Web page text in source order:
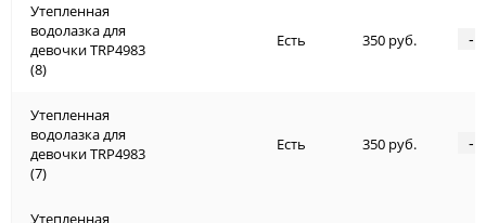
Утепленная
водолазка для
девочки TRP4983
(8)
Утепленная
водолазка для
девочки TRP4983
(7)
Утепленная
Есть 350 руб. -
Есть 350 руб. -